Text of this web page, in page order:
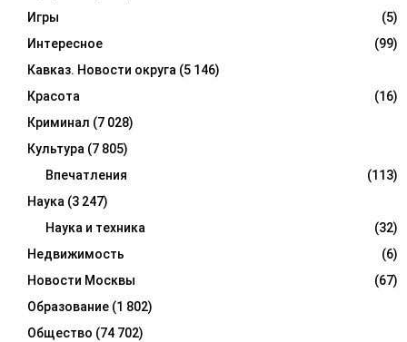
Игры
(5)
Интересное
(99)
Кавказ. Новости округа (5 146)
Красота
(16)
Криминал (7 028)
Культура (7 805)
Впечатления
(113)
Наука (3 247)
Наука и техника
(32)
Недвижимость
(6)
Новости Москвы
(67)
Образование (1 802)
Общество (74 702)